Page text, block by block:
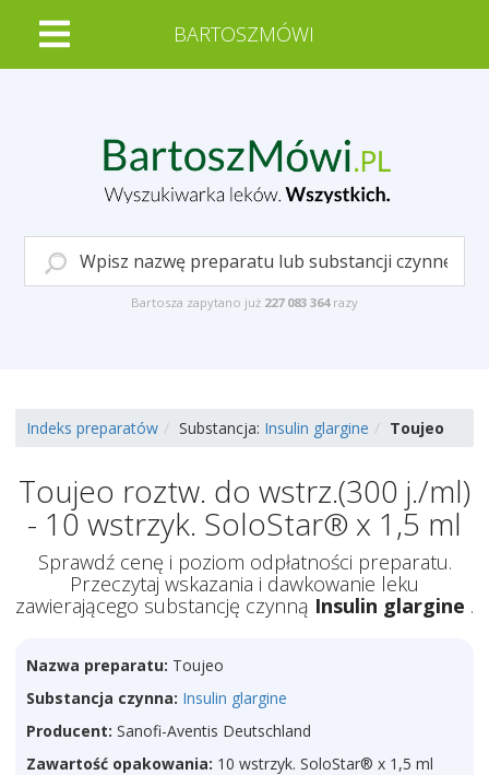
BARTOSZMÓWI
Bartosza zapytano już 227 083 364 razy
Indeks preparatów Substancja: Insulin glargine Toujeo
Toujeo roztw. do wstrz.(300 j./ml)
- 10 wstrzyk. SoloStar® x 1,5 ml
Sprawdź cenę i poziom odpłatności preparatu.
Przeczytaj wskazania i dawkowanie leku
zawierającego substancję czynną Insulin glargine .
Nazwa preparatu: Toujeo
Substancja czynna: Insulin glargine
Producent: Sanofi-Aventis Deutschland
Zawartość opakowania: 10 wstrzyk. SoloStar® x 1,5 ml